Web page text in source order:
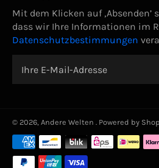
Mit dem Klicken auf ‚Absenden’
dass wir Ihre Informationen im
Datenschutzbestimmungen
© 2026, Andere Welten . Powered by
Zahlungsarten